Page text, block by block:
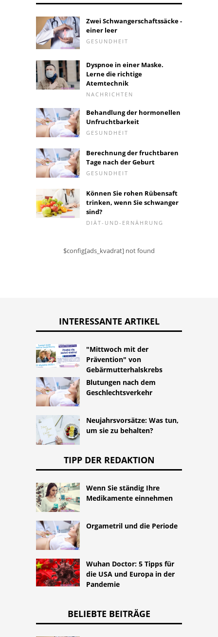
Zwei Schwangerschaftssäcke -
einer leer
GESUNDHEIT
Dyspnoe in einer Maske.
Lerne die richtige
Atemtechnik
NACHRICHTEN
Behandlung der hormonellen
Unfruchtbarkeit
GESUNDHEIT
Berechnung der fruchtbaren
Tage nach der Geburt
GESUNDHEIT
Können Sie rohen Rübensaft
trinken, wenn Sie schwanger
sind?
DIÄT-UND-ERNÄHRUNG
$config[ads_kvadrat] not found
INTERESSANTE ARTIKEL
"Mittwoch mit der
Prävention" von
Gebärmutterhalskrebs
Blutungen nach dem
Geschlechtsverkehr
Neujahrsvorsätze: Was tun,
um sie zu behalten?
TIPP DER REDAKTION
Wenn Sie ständig Ihre
Medikamente einnehmen
Orgametril und die Periode
Wuhan Doctor: 5 Tipps für
die USA und Europa in der
Pandemie
BELIEBTE BEITRÄGE